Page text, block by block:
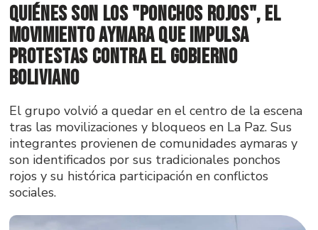
Quiénes son los "Ponchos Rojos", el
movimiento aymara que impulsa
protestas contra el gobierno
boliviano
El grupo volvió a quedar en el centro de la escena
tras las movilizaciones y bloqueos en La Paz. Sus
integrantes provienen de comunidades aymaras y
son identificados por sus tradicionales ponchos
rojos y su histórica participación en conflictos
sociales.